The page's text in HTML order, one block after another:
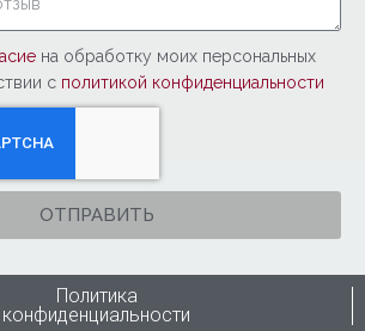
на обработку моих персональных
с политикой конфиденциальности
ОТПРАВИТЬ
Политика
конфиденциальности